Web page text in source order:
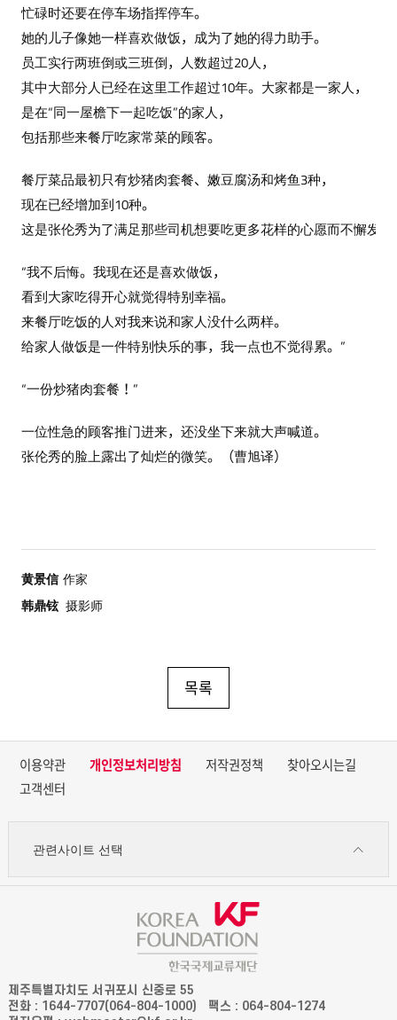
忙碌时还要在停车场指挥停车。
她的儿子像她一样喜欢做饭，成为了她的得力助手。
员工实行两班倒或三班倒，人数超过20人，
其中大部分人已经在这里工作超过10年。大家都是一家人，
是在“同一屋檐下一起吃饭”的家人，
包括那些来餐厅吃家常菜的顾客。
餐厅菜品最初只有炒猪肉套餐、嫩豆腐汤和烤鱼3种，
现在已经增加到10种。
这是张伦秀为了满足那些司机想要吃更多花样的心愿而不懈发
“我不后悔。我现在还是喜欢做饭，
看到大家吃得开心就觉得特别幸福。
来餐厅吃饭的人对我来说和家人没什么两样。
给家人做饭是一件特别快乐的事，我一点也不觉得累。”
“一份炒猪肉套餐！”
一位性急的顾客推门进来，还没坐下来就大声喊道。
张伦秀的脸上露出了灿烂的微笑。（曹旭译）
黄景信 作家
韩鼎铉 摄影师
목록
이용약관 개인정보처리방침 저작권정책
찾아오시는길
고객센터
관련사이트 선택
제주특별자치도 서귀포시 신중로 55
전화 : 1644-7707(064-804-1000)
팩스 : 064-804-1274